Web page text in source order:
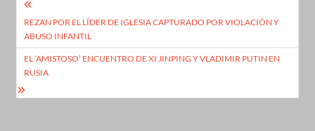
Navegación
de
entradas
REZAN POR EL LÍDER DE IGLESIA CAPTURADO POR VIOLACIÓN Y
ABUSO INFANTIL
EL ‘AMISTOSO’ ENCUENTRO DE XI JINPING Y VLADIMIR PUTIN EN
RUSIA